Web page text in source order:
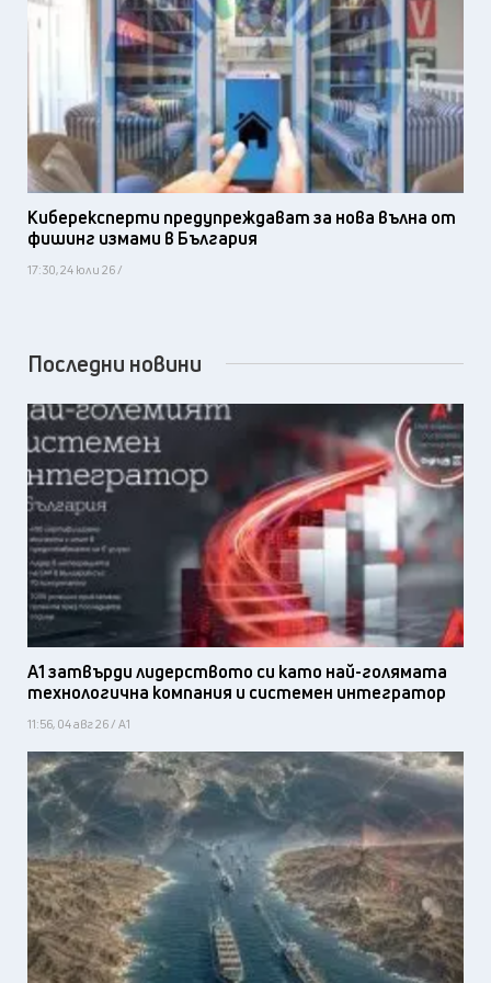
Киберексперти предупреждават за нова вълна от
фишинг измами в България
17:30, 24 юли 26 /
Последни новини
А1 затвърди лидерството си като най-голямата
технологична компания и системен интегратор
11:56, 04 авг 26 / А1